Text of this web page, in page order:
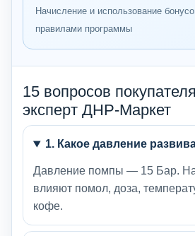
Начисление и использование
правилами программы
15 вопросов
эксперт ДНР-Маркет
1. Какое давление
Давление помпы — 15 Бар. На
влияют помол, доза,
кофе.